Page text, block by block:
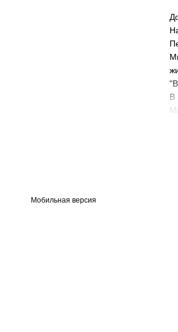
В
Мобильная версия